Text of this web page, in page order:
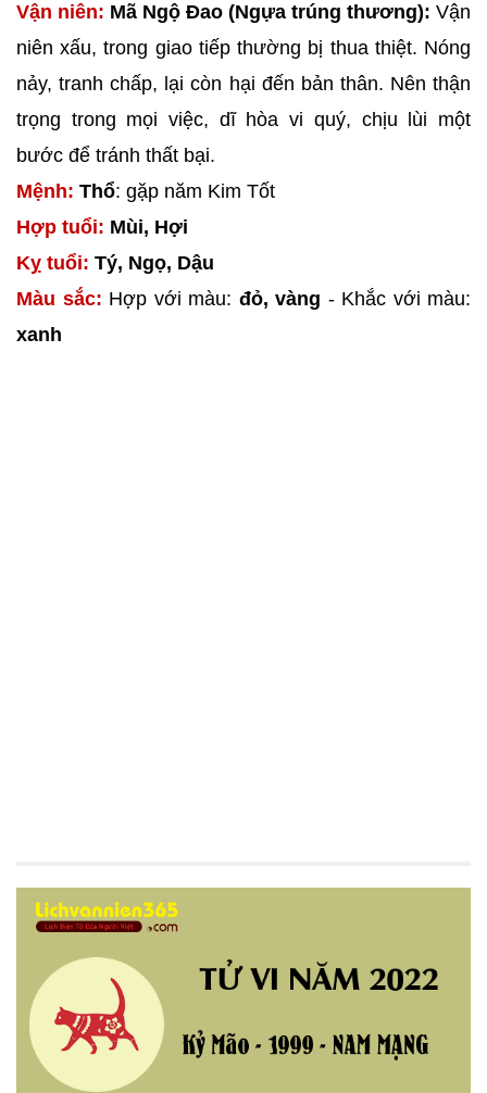
Vận niên: Mã Ngộ Đao (Ngựa trúng thương): Vận
niên xấu, trong giao tiếp thường bị thua thiệt. Nóng
nảy, tranh chấp, lại còn hại đến bản thân. Nên thận
trọng trong mọi việc, dĩ hòa vi quý, chịu lùi một
bước để tránh thất bại.
Mệnh: Thổ: gặp năm Kim Tốt
Hợp tuổi: Mùi, Hợi
Kỵ tuổi: Tý, Ngọ, Dậu
Màu sắc: Hợp với màu: đỏ, vàng - Khắc với màu:
xanh